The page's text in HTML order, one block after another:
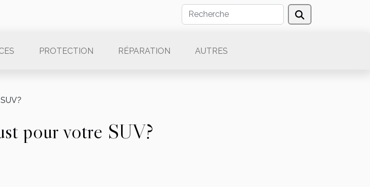
PROTECTION RÉPARATION AUTRES
pour votre SUV?